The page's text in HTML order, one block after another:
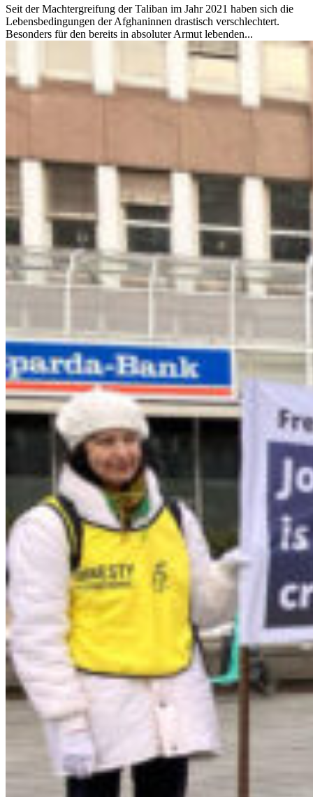
Seit der Machtergreifung der Taliban im Jahr 2021 haben sich die
Lebensbedingungen der Afghaninnen drastisch verschlechtert.
Besonders für den bereits in absoluter Armut lebenden...